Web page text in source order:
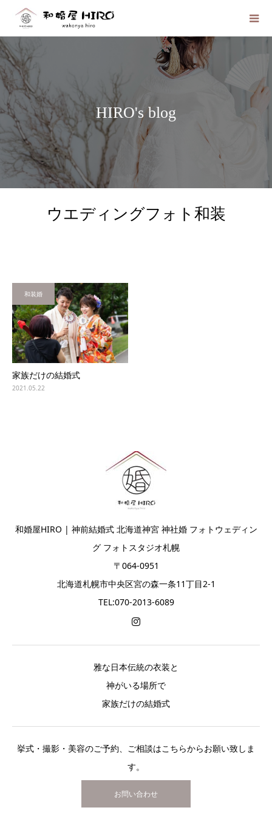
HIRO's blog
ウエディングフォト和装
和装婚
家族だけの結婚式
2021.05.22
和婚屋HIRO | 神前結婚式 北海道神宮 神社婚 フォトウェディン
グ フォトスタジオ札幌
〒064-0951
北海道札幌市中央区宮の森一条11丁目2-1
TEL:070-2013-6089
雅な日本伝統の衣装と
神がいる場所で
家族だけの結婚式
挙式・撮影・美容のご予約、ご相談はこちらからお願い致しま
す。
お問い合わせ